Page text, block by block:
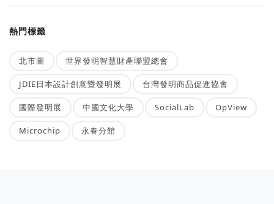
熱門標籤
北市圖 世界發明智慧財產聯盟總會
JDIE日本設計創意暨發明展 台灣發明商品促進協會
國際發明展 中國文化大學 SocialLab OpView
Microchip 永春分館